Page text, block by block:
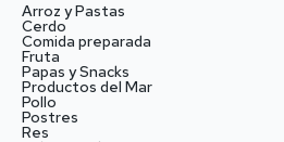
Arroz y Pastas
Cerdo
Comida preparada
Fruta
Papas y Snacks
Productos del Mar
Pollo
Postres
Res